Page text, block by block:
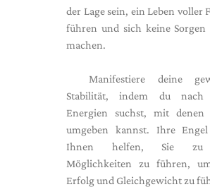
der Lage sein, ein Leben voller
führen und sich keine Sorgen
machen.
Manifestiere deine
Stabilität, indem du nach
Energien suchst, mit
umgeben kannst. Ihre
Ihnen helfen, Sie zu
Möglichkeiten zu führen,
Erfolg und Gleichgewicht zu